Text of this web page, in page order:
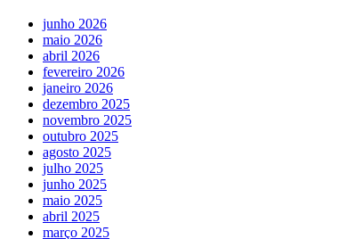
junho 2026
maio 2026
abril 2026
fevereiro 2026
janeiro 2026
dezembro 2025
novembro 2025
outubro 2025
agosto 2025
julho 2025
junho 2025
maio 2025
abril 2025
março 2025